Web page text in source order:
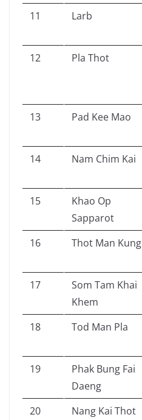
11
Larb
12
Pla Thot
13
Pad Kee Mao
14
Nam Chim Kai
15
Khao Op
Sapparot
16
Thot Man Kung
17
Som Tam Khai
Khem
18
Tod Man Pla
19
Phak Bung Fai
Daeng
20
Nang Kai Thot